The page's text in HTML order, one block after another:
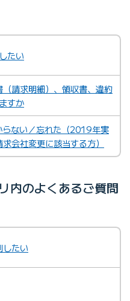
たい
請求明細）、領収書、違約
すか
らない／忘れた（2019年実
会社変更に該当する方）
内のよくあるご質問
たい